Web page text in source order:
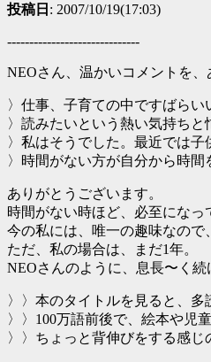
投稿日 : 2007/10/19(17:03)
------------------------------
NEOさん、温かいコメントを、
〉仕事、子育ての中ですばらい
〉読みたいという熱い気持ち
〉私はそうでした。最近では
〉時間がない方が自分から時間
ありがとうございます。
時間がない時ほど、必至にな
今の私には、唯一の趣味なので
ただ、私の場合は、まだ1年。
NEOさんのように、息長〜く続
〉〉本のタイトルを見ると、
〉〉100万語前後で、絵本や児
〉〉ちょっと背伸びをする感じ